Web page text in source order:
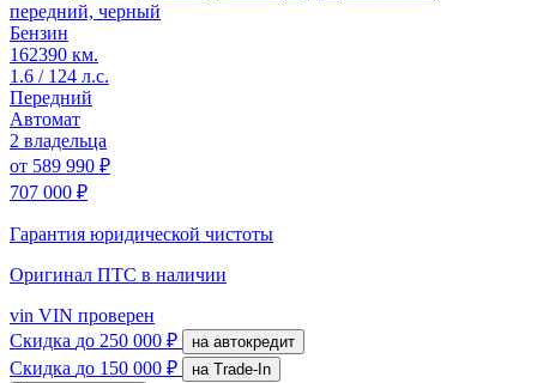
передний, черный
Бензин
162390 км.
1.6 / 124 л.с.
Передний
Автомат
2 владельца
от 589 990 ₽
707 000 ₽
Гарантия юридической чистоты
Оригинал ПТС в наличии
vin VIN проверен
Скидка до 250 000 ₽ на автокредит
Скидка до 150 000 ₽
на Trade-In